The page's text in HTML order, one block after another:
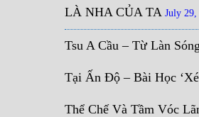
LÀ NHA CỦA TA July 29,
Tsu A Cầu – Từ Làn
Tại Ấn Độ – Bài Học
Thể Chế Và Tầm Vóc